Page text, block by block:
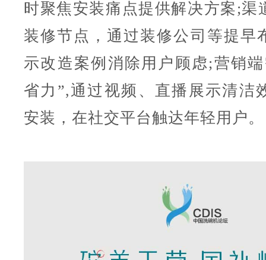
时聚焦安装痛点提供解决方案;渠
装修节点，通过装修公司等提早
示改造案例消除用户顾虑;营销
省力”,通过视频、直播展示清洁
安装，在社交平台触达年轻用户。